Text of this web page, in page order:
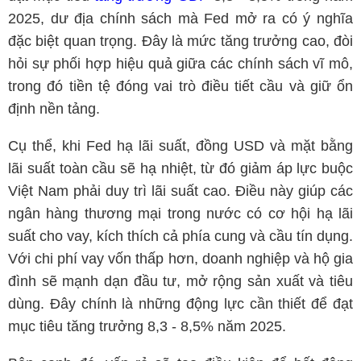
2025, dư địa chính sách mà Fed mở ra có ý nghĩa
đặc biệt quan trọng. Đây là mức tăng trưởng cao, đòi
hỏi sự phối hợp hiệu quả giữa các chính sách vĩ mô,
trong đó tiền tệ đóng vai trò điều tiết cầu và giữ ổn
định nền tảng.
Cụ thể, khi Fed hạ lãi suất, đồng USD và mặt bằng
lãi suất toàn cầu sẽ hạ nhiệt, từ đó giảm áp lực buộc
Việt Nam phải duy trì lãi suất cao. Điều này giúp các
ngân hàng thương mại trong nước có cơ hội hạ lãi
suất cho vay, kích thích cả phía cung và cầu tín dụng.
Với chi phí vay vốn thấp hơn, doanh nghiệp và hộ gia
đình sẽ mạnh dạn đầu tư, mở rộng sản xuất và tiêu
dùng. Đây chính là những động lực cần thiết để đạt
mục tiêu tăng trưởng 8,3 - 8,5% năm 2025.